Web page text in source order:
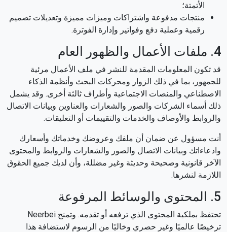
الأتمتة؛
منتجات مدفوعة واشتراكات وميزات مميزة وتعديلات تصميم
رقمية وعملية دفع وفواتير وإدارة الفوترة.
4. ملفات الأعمال والظهور العام
قد تكون المعلومات المقدمة للنشر في ملف الأعمال مرئية
للجمهور، بما في ذلك الزوار ومحركات البحث وأنظمة الذكاء
الاصطناعي والمنصات الاجتماعية وأطراف ثالثة أخرى. وقد يشمل
ذلك أسماء الشركات والصور والشعارات والعناوين وبيانات الاتصال
والروابط والأوصاف والخدمات والتقييمات أو التعليقات.
أنت مسؤول عن ضمان أن ملفك وعروضك وخدماتك وأسعارك
وادعاءاتك وبيانات الاتصال والصور والشعارات والروابط والمحتوى
الآخر قانونية وصحيحة وحديثة وغير مضللة، وأن لديك جميع الحقوق
اللازمة لنشرها.
5. المحتوى والوسائط المرفوعة
تحتفظ بملكية المحتوى الذي ترفعه أو تقدمه. وتمنح Neerbei
ترخيصًا عالميًا وغير حصري وخاليًا من الرسوم لاستضافة هذا